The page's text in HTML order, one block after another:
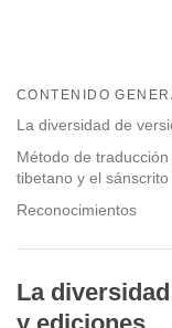
CONTENIDO
La diversidad de
Método de
tibetano y el sánscrito
Reconocimientos
La